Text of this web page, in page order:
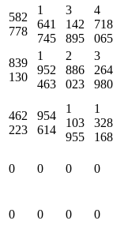
582
778
1
641
745
3
142
895
4
718
065
839
130
1
952
463
2
886
023
3
264
980
462
223
954
614
1
103
955
1
328
168
0 0 0
0
0 0 0 0